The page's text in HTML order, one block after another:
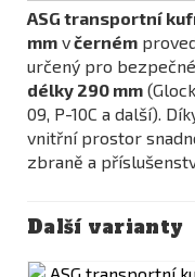
ASG transportní
mm včerném
určený pro
délky 290 mm
09, P-10C a další).
vnitřní prostor
zbraně a
Další varianty